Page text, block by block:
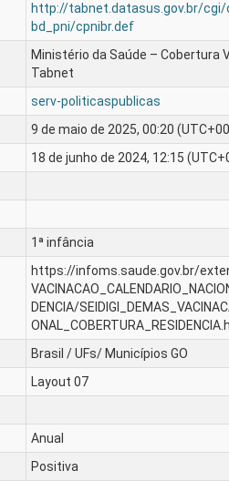
http://tabnet.datasus.gov.br/cgi/
bd_pni/cpnibr.def
Ministério da Saúde – Cobertura
Tabnet
serv-politicaspublicas
9 de maio de 2025, 00:20
18 de junho de 2024, 12:15
1ª infância
https://infoms.saude.gov.br/
DENCIA/
Brasil / UFs/ Municípios GO
Layout 07
Anual
Positiva